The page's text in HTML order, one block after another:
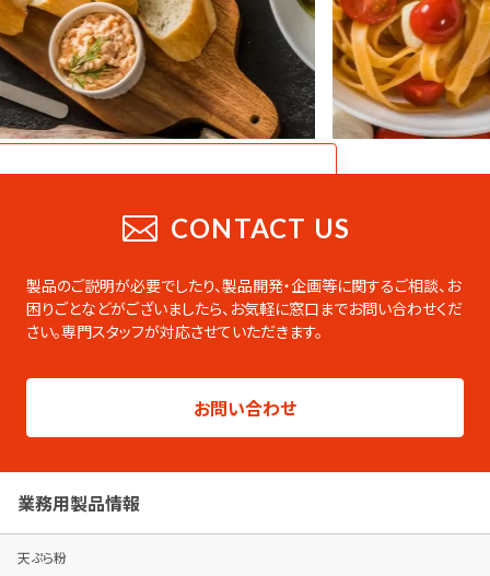
CATALOG
業務用総合カタログ
です。PDFのダウンロードやページの印刷な
ども可能です。
製品シリーズ毎のパンフレットは専用ページ
パンフレットはこちらから
CONTACT US
製品のご説明が必要でしたり、製品開発・企画等に関するご相談、お
困りごとなどがございましたら、 お気軽に窓口までお問い合わせくだ
さい。専門スタッフが対応させていただきます。
お問い合わせ
業務用製品情報
天ぷら粉